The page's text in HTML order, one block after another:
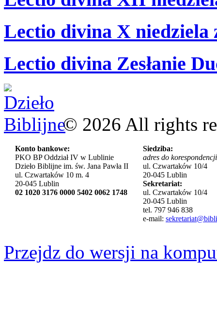
Lectio divina X niedziela
Lectio divina Zesłanie
© 2026 All rights
Konto bankowe:
PKO BP Oddział IV w Lublinie
Dzieło Biblijne im. św. Jana Pawła II
ul. Czwartaków 10 m. 4
20-045 Lublin
02 1020 3176 0000 5402 0062 1748
Siedziba:
adres do
ul. Czwartaków 10/4
20-045 Lublin
Sekretariat:
ul. Czwartaków 10/4
20-045 Lublin
tel. 797 946 838
e-mail:
Przejdz do wersji na